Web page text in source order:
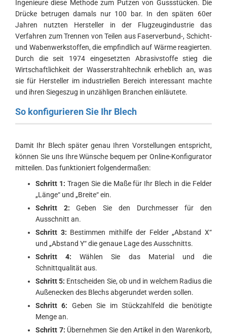
Ingenieure diese Methode zum Putzen von Gussstücken. Die
Drücke betrugen damals nur 100 bar. In den späten 60er
Jahren nutzten Hersteller in der Flugzeugindustrie das
Verfahren zum Trennen von Teilen aus Faserverbund-, Schicht-
und Wabenwerkstoffen, die empfindlich auf Wärme reagierten.
Durch die seit 1974 eingesetzten Abrasivstoffe stieg die
Wirtschaftlichkeit der Wasserstrahltechnik erheblich an, was
sie für Hersteller im industriellen Bereich interessant machte
und ihren Siegeszug in unzähligen Branchen einläutete.
So konfigurieren Sie Ihr Blech
Damit Ihr Blech später genau Ihren Vorstellungen entspricht,
können Sie uns Ihre Wünsche bequem per Online-Konfigurator
mitteilen. Das funktioniert folgendermaßen:
Schritt 1: Tragen Sie die Maße für Ihr Blech in die Felder
„Länge“ und „Breite“ ein.
Schritt 2: Geben Sie den Durchmesser für den
Ausschnitt an.
Schritt 3: Bestimmen mithilfe der Felder „Abstand X“
und „Abstand Y“ die genaue Lage des Ausschnitts.
Schritt 4: Wählen Sie das Material und die
Schnittqualität aus.
Schritt 5: Entscheiden Sie, ob und in welchem Radius die
Außenecken des Blechs abgerundet werden sollen.
Schritt 6: Geben Sie im Stückzahlfeld die benötigte
Menge an.
Schritt 7: Übernehmen Sie den Artikel in den Warenkorb,